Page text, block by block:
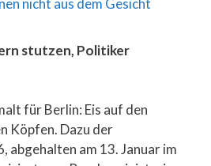
stutzen, Politiker
für Berlin: Eis auf den
Köpfen. Dazu der
abgehalten am 13. Januar im